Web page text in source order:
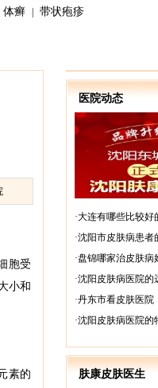
体癣 带状疱疹
提供医生在线咨询、网上在线预约
胞受
小和
素的
医院动态
·大连有哪些比较好
·沈阳市皮肤病患者
·盘锦哪家治皮肤病
·沈阳皮肤病医院的
·丹东市看皮肤医院
·沈阳皮肤病医院的
肤康皮肤医生